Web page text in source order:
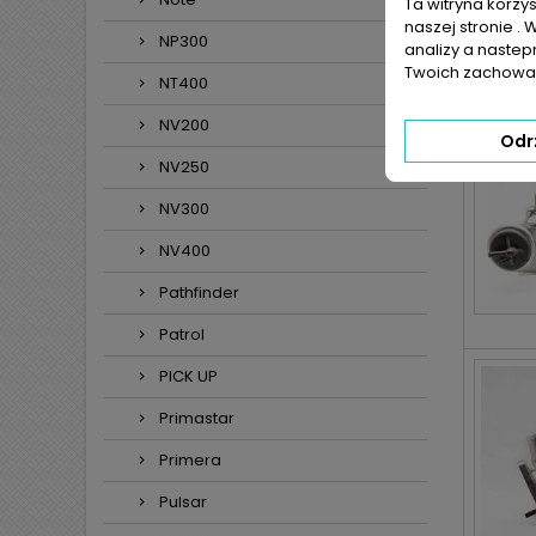
NP300
NT400
NV200
NV250
NV300
NV400
Pathfinder
Patrol
PICK UP
Primastar
Primera
Pulsar
naszej stronie .
analizy a
Twoich